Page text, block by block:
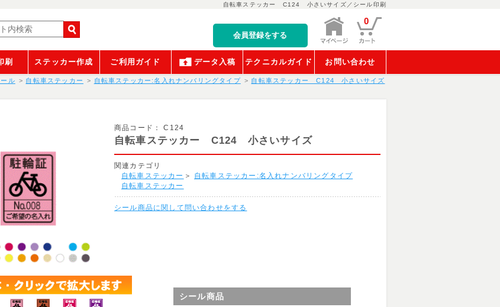
自転車ステッカー C124 小さいサイズ／シール印刷
会員登録をする
0
刷 ステッカー作成 ご利用ガイド データ入稿 テクニカルガイド お問い合わせ
ル 自転車ステッカー 自転車ステッカー:名入れナンバリングタイプ 自転車ステッカー C124 小さいサイズ
商品コード： C124
自転車ステッカー C124 小さいサイズ
関連カテゴリ
自転車ステッカー ＞
自転車ステッカー:名入れナンバリングタイプ
自転車ステッカー
シール商品に関して問い合わせをする
シール商品